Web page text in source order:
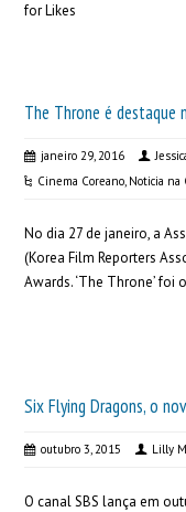
for Likes
The Throne é destaque
janeiro 29, 2016
Cinema Coreano, Noticia na
No dia 27 de janeiro, a
(Korea Film Reporters
Awards. ‘The Throne’ foi
Six Flying Dragons, o
outubro 3, 2015 Lilly
O canal SBS lança em